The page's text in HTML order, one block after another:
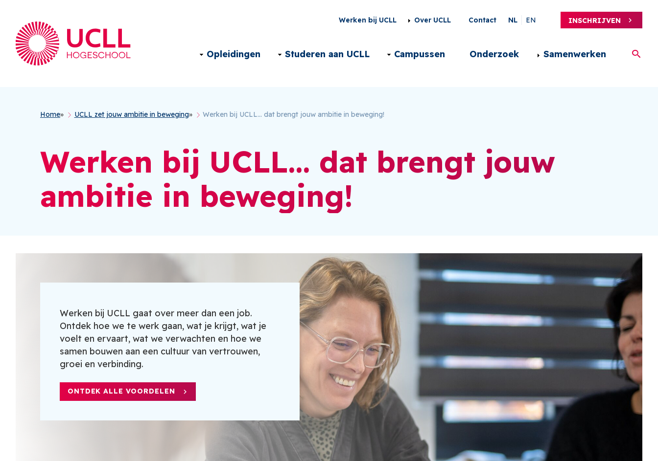
Secondary
menu
Werken bij UCLL Over UCLL Contact NL EN INSCHRIJVEN
Main
NL
Opleidingen Studeren aan UCLL Campussen Onderzoek Samenwerken
Kruimelpad
Home UCLL zet jouw ambitie in beweging Werken bij UCLL... dat brengt jouw ambitie in beweging!
Werken bij UCLL... dat brengt jouw
ambitie in beweging!
Werken bij UCLL gaat over meer dan een job.
Ontdek hoe we te werk gaan, wat je krijgt, wat je
voelt en ervaart, wat we verwachten en hoe we
samen bouwen aan een cultuur van vertrouwen,
groei en verbinding.
ONTDEK ALLE VOORDELEN